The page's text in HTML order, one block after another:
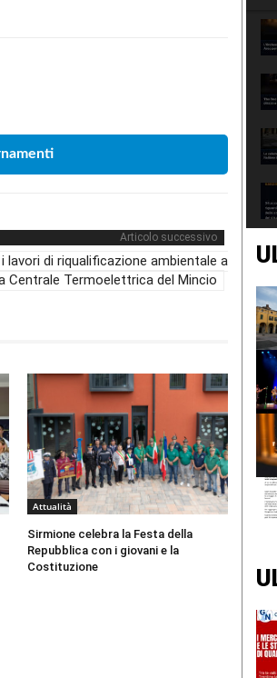
Articolo successivo
lavori di riqualificazione ambientale a
Centrale Termoelettrica del Mincio
Attualità
Sirmione celebra la Festa della
Repubblica con i giovani e la
Costituzione